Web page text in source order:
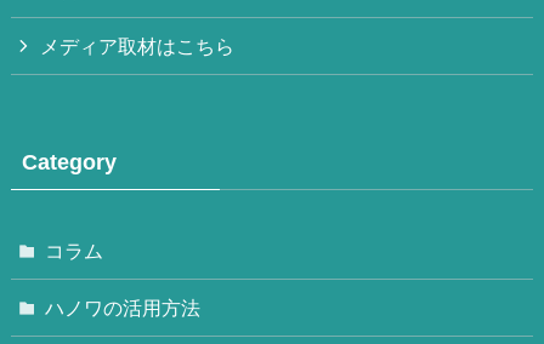
メディア取材はこちら
Category
コラム
ハノワの活用方法